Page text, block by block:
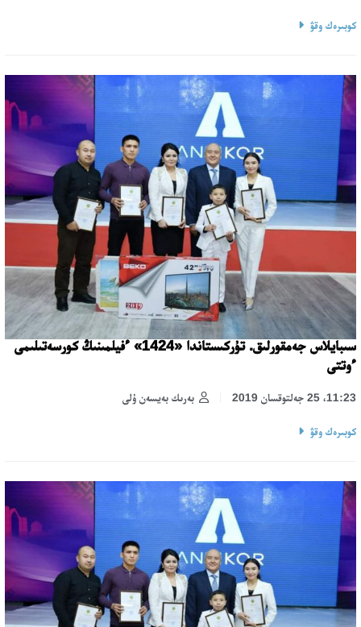
كوبىرەك وقۋ
سىبايلاس جەمقورلىق. تۇركىستاندا «1424» ءفيلمىنىڭ كورسەتىلىمى
ءوتتى
بەرىك بەيسەن ۇلى 11:23، 25 جەلتوقسان 2019
كوبىرەك وقۋ